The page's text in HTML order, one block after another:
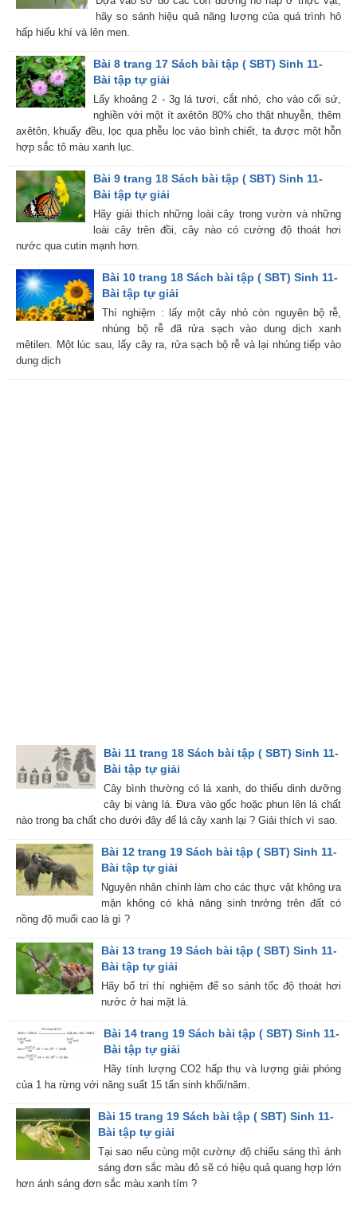
hãy so sánh hiệu quả năng lượng của quá trình hô
hấp hiếu khí và lên men.
Bài 8 trang 17 Sách bài tập ( SBT) Sinh 11-
Bài tập tự giải
Lấy khoảng 2 - 3g lá tươi, cắt nhỏ, cho vào cối sứ,
nghiền với một ít axêtôn 80% cho thật nhuyễn, thêm
axêtôn, khuấy đều, lọc qua phễu lọc vào bình chiết, ta được một hỗn
hợp sắc tô màu xanh lục.
Bài 9 trang 18 Sách bài tập ( SBT) Sinh 11-
Bài tập tự giải
Hãy giải thích những loài cây trong vườn và những
loài cây trên đồi, cây nào có cường độ thoát hơi
nước qua cutin mạnh hơn.
Bài 10 trang 18 Sách bài tập ( SBT) Sinh 11-
Bài tập tự giải
Thí nghiệm : lấy một cây nhỏ còn nguyên bộ rễ,
nhúng bộ rễ đã rửa sạch vào dung dịch xanh
mêtilen. Một lúc sau, lấy cây ra, rửa sạch bộ rễ và lại nhúng tiếp vào
dung dịch
Bài 11 trang 18 Sách bài tập ( SBT) Sinh 11-
Bài tập tự giải
Cây bình thường có lá xanh, do thiếu dinh dưỡng
cây bị vàng lá. Đưa vào gốc hoặc phun lên lá chất
nào trong ba chất cho dưới đây để lá cây xanh lại ? Giải thích vì sao.
Bài 12 trang 19 Sách bài tập ( SBT) Sinh 11-
Bài tập tự giải
Nguyên nhân chính làm cho các thực vật không ưa
mặn không có khả năng sinh tnrởng trên đất có
nồng độ muối cao là gì ?
Bài 13 trang 19 Sách bài tập ( SBT) Sinh 11-
Bài tập tự giải
Hãy bố trí thí nghiệm để so sánh tốc độ thoát hơi
nước ở hai mặt lá.
Bài 14 trang 19 Sách bài tập ( SBT) Sinh 11-
Bài tập tự giải
Hãy tính lượng CO2 hấp thụ và lượng giải phóng
của 1 ha rừng với năng suất 15 tấn sinh khối/năm.
Bài 15 trang 19 Sách bài tập ( SBT) Sinh 11-
Bài tập tự giải
Tại sao nếu cùng một cườnự độ chiếu sáng thì ánh
sáng đơn sắc màu đỏ sẽ có hiệu quả quang hợp lớn
hơn ánh sáng đơn sắc màu xanh tím ?